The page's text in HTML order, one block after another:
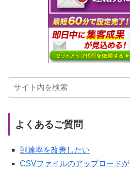
よくあるご質問
到達率を改善したい
CSVファイルのアップロードが